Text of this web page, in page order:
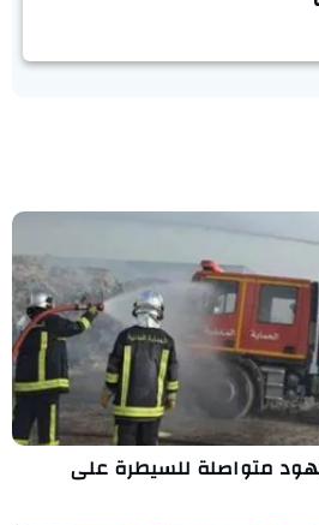
متواصلة للسيطرة على